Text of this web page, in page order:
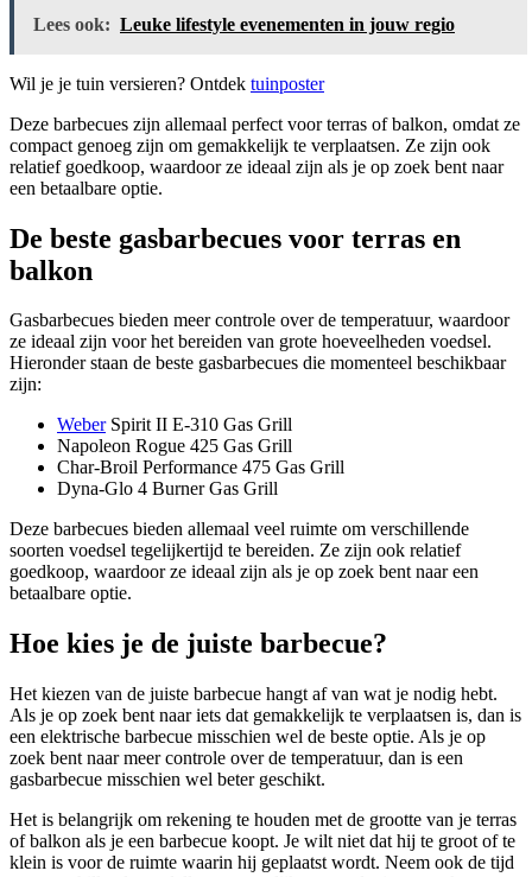
Lees ook: Leuke lifestyle evenementen in jouw regio
Wil je je tuin versieren? Ontdek tuinposter
Deze barbecues zijn allemaal perfect voor terras of balkon, omdat ze
compact genoeg zijn om gemakkelijk te verplaatsen. Ze zijn ook
relatief goedkoop, waardoor ze ideaal zijn als je op zoek bent naar
een betaalbare optie.
De beste gasbarbecues voor terras en
balkon
Gasbarbecues bieden meer controle over de temperatuur, waardoor
ze ideaal zijn voor het bereiden van grote hoeveelheden voedsel.
Hieronder staan ​​de beste gasbarbecues die momenteel beschikbaar
zijn:
WeberSpirit II E-310 Gas Grill
Napoleon Rogue 425 Gas Grill
Char-Broil Performance 475 Gas Grill
Dyna-Glo 4 Burner Gas Grill
Deze barbecues bieden allemaal veel ruimte om verschillende
soorten voedsel tegelijkertijd te bereiden. Ze zijn ook relatief
goedkoop, waardoor ze ideaal zijn als je op zoek bent naar een
betaalbare optie.
Hoe kies je de juiste barbecue?
Het kiezen van de juiste barbecue hangt af van wat je nodig hebt.
Als je op zoek bent naar iets dat gemakkelijk te verplaatsen is, dan is
een elektrische barbecue misschien wel de beste optie. Als je op
zoek bent naar meer controle over de temperatuur, dan is een
gasbarbecue misschien wel beter geschikt.
Het is belangrijk om rekening te houden met de grootte van je terras
of balkon als je een barbecue koopt. Je wilt niet dat hij te groot of te
klein is voor de ruimte waarin hij geplaatst wordt. Neem ook de tijd